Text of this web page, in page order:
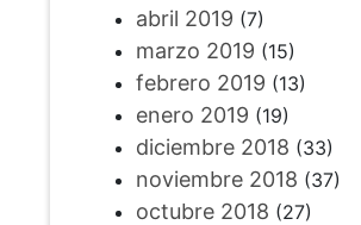
abril 2019 (7)
marzo 2019 (15)
febrero 2019 (13)
enero 2019 (19)
diciembre 2018 (33)
noviembre 2018 (37)
octubre 2018 (27)